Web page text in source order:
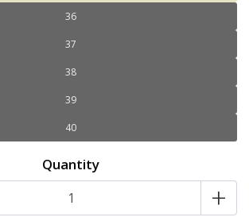
36
37
38
39
40
Quantity
+